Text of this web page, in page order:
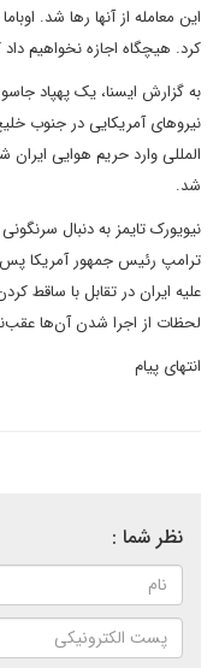
این معامله از آنها رها شد.
کرد. هیچگاه اجازه نخواهیم
به گزارش ایسنا، یک پهپاد
نیروهای آمریکایی در جنوب
المللی وارد حریم هوایی
شد.
نیویورک تایمز به دنبال
ترامپ رئیس جمهور آمریکا
علیه ایران در تقابل با ساقط
لحظات از اجرا شدن آن‌ها
انتهای پیام
نظر شما :